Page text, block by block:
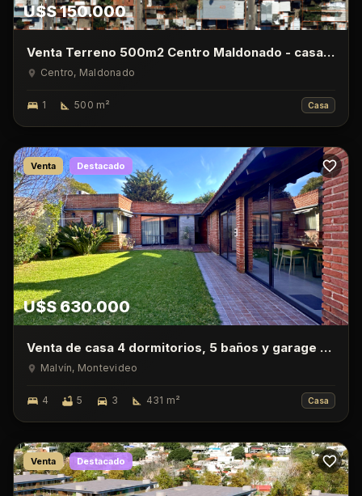
U$S 150.000
Venta Terreno 500m2 Centro Maldonado - casa
de 1 Dormitorio
Centro, Maldonado
1 500 m² Casa
Venta Destacado
U$S 630.000
Venta de casa 4 dormitorios, 5 baños y garage en
Malvin
Malvín, Montevideo
4 5 3 431 m² Casa
Venta Destacado